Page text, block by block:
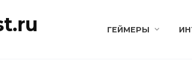
ГЕЙМЕРЫ